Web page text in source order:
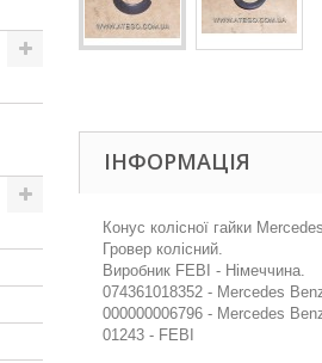
ІНФОРМАЦІЯ
Конус колісної гайки
Гровер колісний.
Виробник FEBI - Німеччина.
074361018352 - Mercedes
000000006796 - Mercedes
01243 - FEBI